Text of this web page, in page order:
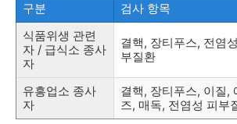
구분 검사 항목
식품위생 관련
자 / 급식소 종사
자
결핵, 장티푸스, 전염
부질환
유흥업소 종사
자
결핵, 장티푸스, 이질,
즈, 매독, 전염성 피부